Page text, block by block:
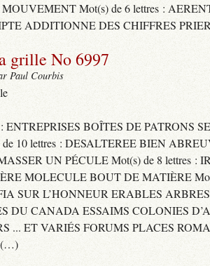
MOUVEMENT Mot(s) de 6 lettres :
ADDITIONNE DES CHIFFRES
grille No 6997
Paul Courbis
: ENTREPRISES BOÎTES DE PATRONS
10 lettres : DESALTEREE BIEN
UN PÉCULE Mot(s) de 8 lettres :
MOLECULE BOUT DE MATIÈRE
SUR L’HONNEUR ERABLES ARBRES
DU CANADA ESSAIMS COLONIES
... ET VARIÉS FORUMS PLACES
(…)